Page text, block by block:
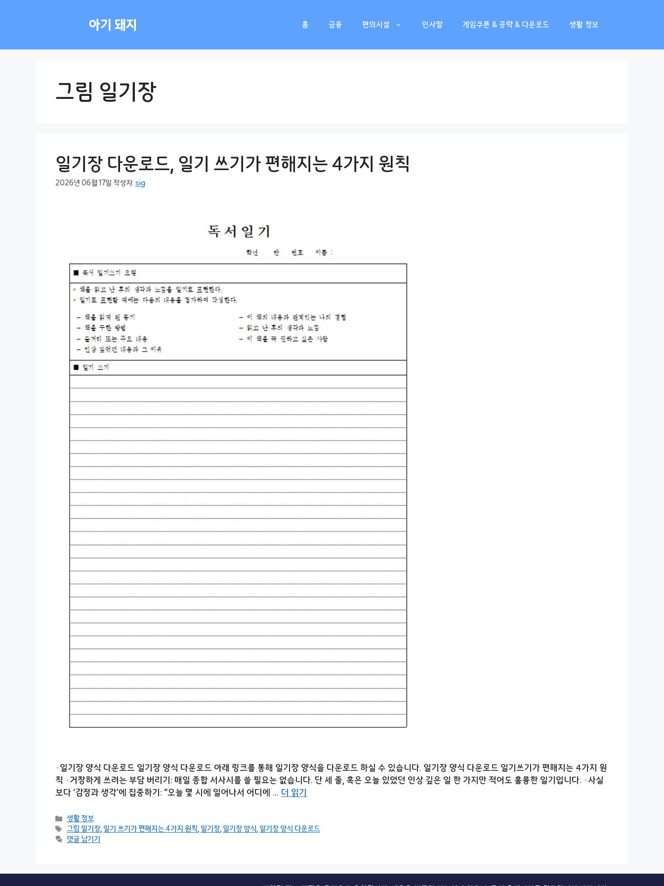
아기 돼지 홈 금융 편의시설 인사말 게임쿠폰 & 공략 & 다운로드 생활 정보
그림 일기장
일기장 다운로드, 일기 쓰기가 편해지는 4가지 원칙
2026년 06월 17일 작성자:sig
·일기장 양식 다운로드 일기장 양식 다운로드 아래 링크를 통해 일기장 양식을 다운로드 하실 수 있습니다. 일기장 양식 다운로드 일기쓰기가 편해지는 4가지 원
칙 ·거창하게 쓰려는 부담 버리기: 매일 종합 서사시를 쓸 필요는 없습니다. 단 세 줄, 혹은 오늘 있었던 인상 깊은 일 한 가지만 적어도 훌륭한 일기입니다. ·사실
보다 ‘감정과 생각’에 집중하기: “오늘 몇 시에 일어나서 어디에 … 더 읽기
카
테
고
생활 정보
태
그
그림 일기장,일기 쓰기가 편해지는 4가지 원칙,일기장,일기장 양식,일기장 양식 다운로드
댓글 남기기